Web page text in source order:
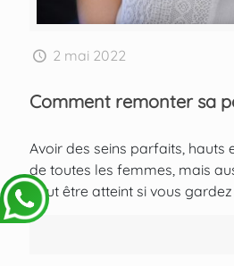
2 mai 2022
Comment remonter sa
Avoir des seins parfaits, hauts
de toutes les femmes, mais
peut être atteint si vous